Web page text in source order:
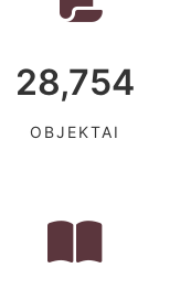
28,754
OBJEKTAI